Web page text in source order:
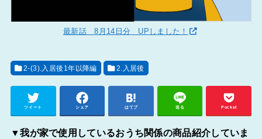
最新話 8月14日分 UPしました！
2-(3).入居後1年以降編 2.入居後
ツイート シェア はてブ 送る Pocket
▼我が家で使用しているおうち関係の商品紹介していま